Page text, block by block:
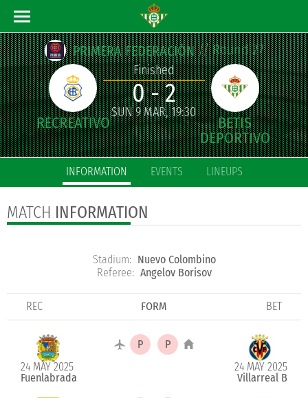
PRIMERA FEDERACIÓN// Round 27
Finished
0 - 2
SUN 9 MAR, 19:30
INFORMATION EVENTS LINEUPS
MATCH INFORMATION
Stadium: Nuevo Colombino
Referee: Angelov Borisov
REC FORM BET
24 MAY 2025
Fuenlabrada
24 MAY 2025
Villarreal B